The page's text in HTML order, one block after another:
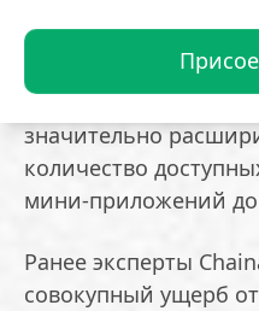
злоумышленников
В будущем
значительно
количество
мини-приложений до
Ранее эксперты
совокупный ущерб